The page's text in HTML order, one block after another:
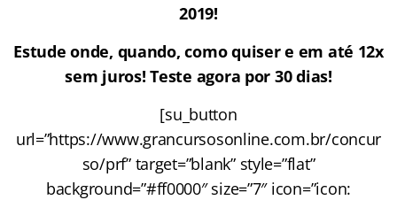
2019!
Estude onde, quando, como quiser e em até 12x
sem juros! Teste agora por 30 dias!
[su_button
url=”https://www.grancursosonline.com.br/concur
so/prf” target=”blank” style=”flat”
background=”#ff0000″ size=”7″ icon=”icon: